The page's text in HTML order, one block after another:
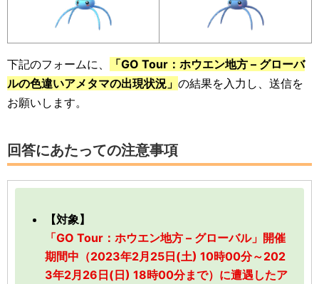
下記のフォームに、
「GO Tour：ホウエン地方 – グローバ
ルの色違いアメタマの出現状況」 の結果を入力し、送信を
お願いします。
回答にあたっての注意事項
【対象】
「GO Tour：ホウエン地方 – グローバル」開催
期間中（2023年2月25日(土) 10時00分～202
3年2月26日(日) 18時00分まで）に遭遇したア